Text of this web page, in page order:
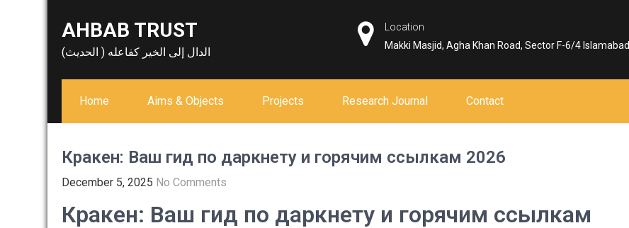
AHBAB TRUST
الدال إلى الخير كفاعله ( الحديث)
Location
Makki Masjid, Agha Khan Road, Sector F-6/4 Islamabad
Home Aims & Objects Projects Research Journal Contact
Кракен: Ваш гид по даркнету и горячим ссылкам 2026
December 5, 2025 No Comments
Кракен: Ваш гид по даркнету и горячим ссылкам